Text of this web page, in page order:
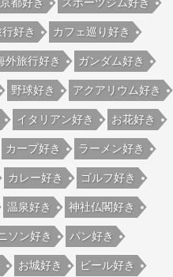
京都好き スポーツジム好き
行好き カフェ巡り好き
外旅行好き ガンダム好き
野球好き アクアリウム好き
イタリアン好き お花好き
カープ好き ラーメン好き
カレー好き ゴルフ好き
温泉好き 神社仏閣好き
ソン好き パン好き
お城好き ビール好き